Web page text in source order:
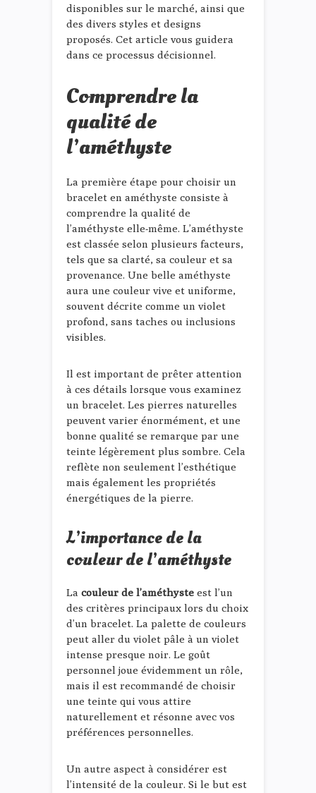
disponibles sur le marché, ainsi que
des divers styles et designs
proposés. Cet article vous guidera
dans ce processus décisionnel.
Comprendre la
qualité de
l’améthyste
La première étape pour choisir un
bracelet en améthyste consiste à
comprendre la qualité de
l’améthyste elle-même. L’améthyste
est classée selon plusieurs facteurs,
tels que sa clarté, sa couleur et sa
provenance. Une belle améthyste
aura une couleur vive et uniforme,
souvent décrite comme un violet
profond, sans taches ou inclusions
visibles.
Il est important de prêter attention
à ces détails lorsque vous examinez
un bracelet. Les pierres naturelles
peuvent varier énormément, et une
bonne qualité se remarque par une
teinte légèrement plus sombre. Cela
reflète non seulement l’esthétique
mais également les propriétés
énergétiques de la pierre.
L’importance de la
couleur de l’améthyste
La couleur de l’améthyste est l’un
des critères principaux lors du choix
d’un bracelet. La palette de couleurs
peut aller du violet pâle à un violet
intense presque noir. Le goût
personnel joue évidemment un rôle,
mais il est recommandé de choisir
une teinte qui vous attire
naturellement et résonne avec vos
préférences personnelles.
Un autre aspect à considérer est
l’intensité de la couleur. Si le but est